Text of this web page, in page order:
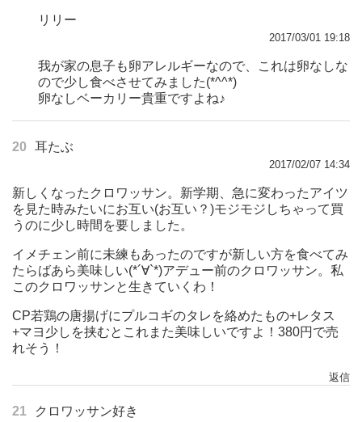
リリー
2017/03/01 19:18
我が家の息子も卵アレルギーなので、これは卵なしな
ので少し食べさせてみました(*^^*)
卵なしベーカリー貴重ですよね♪
20 耳たぶ
2017/02/07 14:34
新しくなったクロワッサン。新学期、急に変わったアイツ
を見た時みたいにお互い(お互い？)モジモジしちゃって買
うのに少し時間を要しました。
イメチェン前に未練もあったのですが新しい方を食べてみ
たらばあら美味しい(*´∀`*)アデュー前のクロワッサン。私
このクロワッサンと生きていくわ！
CP若鶏の唐揚げにプルコギのタレを絡めたもの+レタス
+マヨ少しを挟むとこれまた美味しいですよ！380円で売
れそう！
返信
21 クロワッサン好き